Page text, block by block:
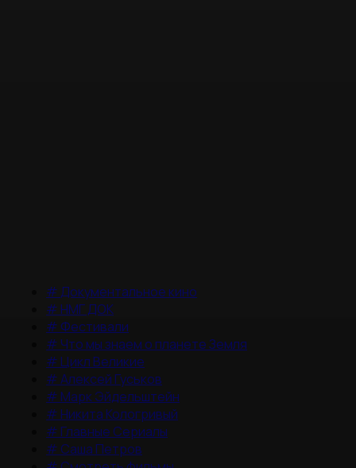
# Документальное кино
# НМГ ДОК
# Фестивали
# Что мы знаем о планете Земля
# Цикл Великие
#Алексей Гуськов
# Марк Эйдельштейн
# Никита Кологривый
# Главные Сериалы
# Саша Петров